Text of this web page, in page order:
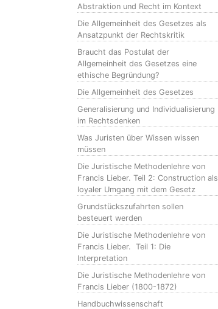
Abstraktion und Recht im Kontext
Die Allgemeinheit des Gesetzes als
Ansatzpunkt der Rechtskritik
Braucht das Postulat der
Allgemeinheit des Gesetzes eine
ethische Begründung?
Die Allgemeinheit des Gesetzes
Generalisierung und Individualisierung
im Rechtsdenken
Was Juristen über Wissen wissen
müssen
Die Juristische Methodenlehre von
Francis Lieber. Teil 2: Construction als
loyaler Umgang mit dem Gesetz
Grundstückszufahrten sollen
besteuert werden
Die Juristische Methodenlehre von
Francis Lieber. Teil 1: Die
Interpretation
Die Juristische Methodenlehre von
Francis Lieber (1800-1872)
Handbuchwissenschaft